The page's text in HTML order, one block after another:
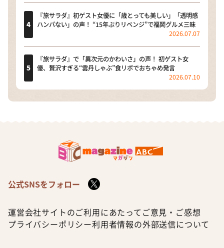
『旅サラダ』初ゲスト女優に「歳とっても美しい」「透明感
ハンパない」の声！ “15年ぶりリベンジ”で福岡グルメ三昧
2026.07.07
『旅サラダ』で「異次元のかわいさ」の声！ 初ゲスト女
優、贅沢すぎる“雲丹しゃぶ”食リポでおちゃめ発言
2026.07.10
公式SNSをフォロー
運営会社サイトのご利用にあたって ご意見・ご感想
プライバシーポリシー利用者情報の外部送信について